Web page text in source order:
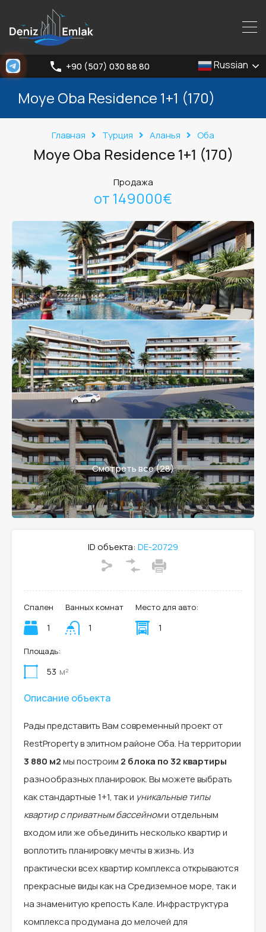
+90 (507) 030 88 80 Russian
Moye Oba Residence 1+1 (170)
Главная Турция Аланья Оба
Moye Oba Residence 1+1 (170)
Продажа
от 149000€
Смотреть все (28)
ID объекта: DE-20729
Спален
1
Ванных комнат
1
Место для авто:
1
Площадь:
53 м²
Описание объекта
Рады представить Вам современный проект от
RestProperty в элитном районе Оба. На территории
3 880 м2мы построим 2 блока по 32 квартиры
разнообразных планировок. Вы можете выбрать
как стандартные 1+1, так и уникальные типы
квартир с приватным бассейноми отдельным
входом или же объединить несколько квартир и
воплотить планировку мечты в жизнь. Из
практически всех квартир комплекса открываются
прекрасные виды как на Средиземное море, так и
на знаменитую крепость Кале. Инфраструктура
комплекса продумана до мелочей для